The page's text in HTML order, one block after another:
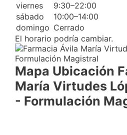
viernes
9:30–22:00
sábado
10:00–14:00
domingo Cerrado
El horario podría cambiar.
Mapa Ubicación
María Virtudes
- Formulación